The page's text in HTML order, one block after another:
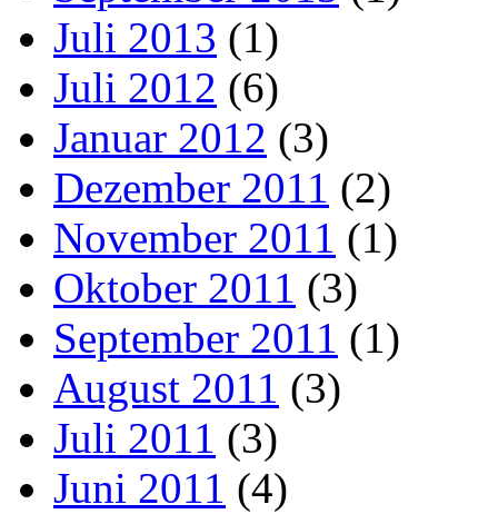
Juli 2013 (1)
Juli 2012 (6)
Januar 2012 (3)
Dezember 2011 (2)
November 2011 (1)
Oktober 2011 (3)
September 2011 (1)
August 2011 (3)
Juli 2011 (3)
Juni 2011 (4)